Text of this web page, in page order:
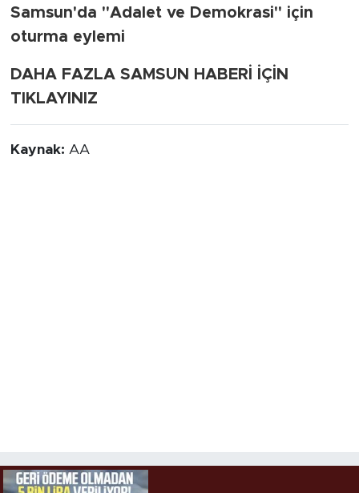
Samsun'da "Adalet ve Demokrasi" için
oturma eylemi
DAHA FAZLA SAMSUN HABERİ İÇİN
TIKLAYINIZ
Kaynak: AA